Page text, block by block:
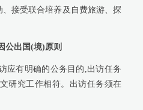
接受联合培养及自费旅游、探
公出国(境)原则
应有明确的公务目的,出访任务
研究工作相符。出访任务须在